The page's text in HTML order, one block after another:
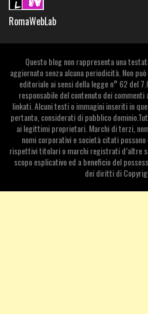
RomaWebLab
Questo blog non rappresenta una
aggiornato senza alcuna periodicità. Non
editoriale ai sensi della legge n° 62 del
responsabile del contenuto dei
linkati. Alcuni testi o immagini inseriti in
pertanto, considerati di pubblico
ai legittimi proprietari. Marchi di terzi,
nomi corporativi e società citati
rispettivi titolari o marchi registrati d’altre
scopo esplicativo ed a beneficio del
dei diritti di